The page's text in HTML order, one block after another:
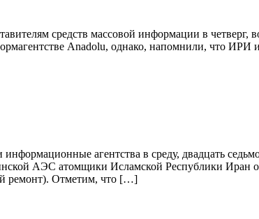
средств массовой информации в четверг,
Anadolu, однако, напомнили, что ИРИ
агентства в среду, двадцать
АЭС атомщики Исламской Республики Иран
ремонт). Отметим, что […]